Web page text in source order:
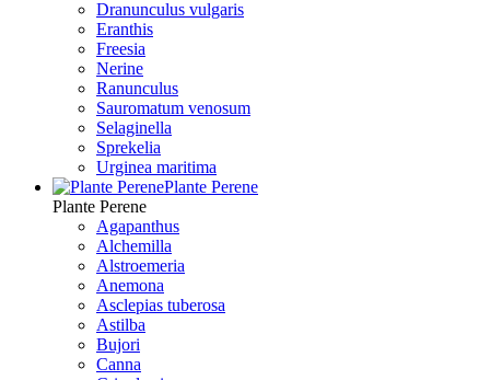
Dranunculus vulgaris
Eranthis
Freesiа
Nerine
Ranunculus
Sauromatum venosum
Selaginella
Sprekelia
Urginea maritima
Plante Perene
Plante Perene
Agapanthus
Alchemilla
Alstroemeria
Anemona
Asclepias tuberosa
Astilba
Bujori
Canna